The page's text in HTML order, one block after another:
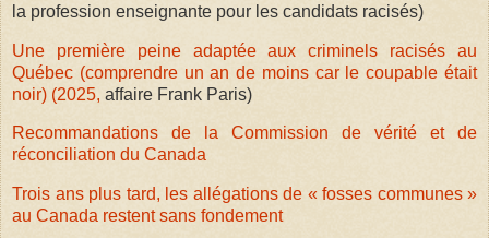
la profession enseignante pour les candidats racisés)
Une première peine adaptée aux criminels racisés au
Québec (comprendre un an de moins car le coupable était
noir) (2025, affaire Frank Paris)
Recommandations de la Commission de vérité et de
réconciliation du Canada
Trois ans plus tard, les allégations de « fosses communes »
au Canada restent sans fondement